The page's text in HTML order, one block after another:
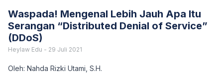
Waspada! Mengenal Lebih Jauh Apa Itu
Serangan “Distributed Denial of Service”
(DDoS)
Heylaw Edu - 29 Juli 2021
Oleh: Nahda Rizki Utami, S.H.